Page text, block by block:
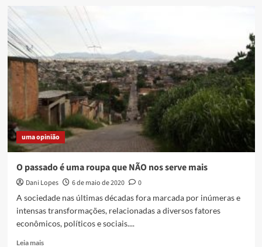
Em
memória
de
Alex
e
anos
da
de
Emily
e
uma opinião
O passado é uma roupa que NÃO nos serve mais
Dani Lopes 6 de maio de 2020
0
A sociedade nas últimas décadas fora marcada por inúmeras e
intensas transformações, relacionadas a diversos fatores
econômicos, políticos e sociais....
Leia maisRead